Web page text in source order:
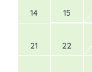
14 15
21 22